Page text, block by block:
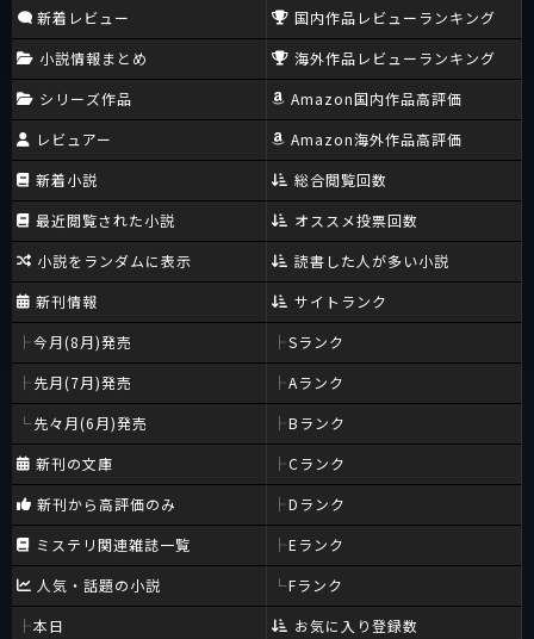
新着レビュー
小説情報まとめ
シリーズ作品
レビュアー
新着小説
最近閲覧された小説
小説をランダムに表示
新刊情報
今月(8月)発売
先月(7月)発売
先々月(6月)発売
新刊の文庫
新刊から高評価のみ
ミステリ関連雑誌一覧
人気・話題の小説
本日
国内作品レビューランキング
海外作品レビューランキング
Amazon国内作品高評価
Amazon海外作品高評価
総合閲覧回数
オススメ投票回数
読書した人が多い小説
サイトランク
Sランク
Aランク
Bランク
Cランク
Dランク
Eランク
Fランク
お気に入り登録数